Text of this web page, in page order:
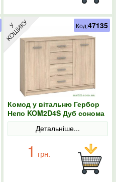
Комод у вітальню Гербор
Непо KOM2D4S Дуб сонома
Детальніше...
1 грн.
Код:47135